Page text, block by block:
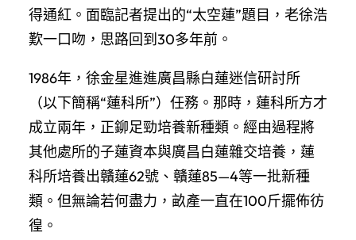
得通紅。面臨記者提出的“太空蓮”題目，老徐浩
歎一口吻，思路回到30多年前。
1986年，徐金星進進廣昌縣白蓮迷信研討所
（以下簡稱“蓮科所”）任務。那時，蓮科所方才
成立兩年，正鉚足勁培養新種類。經由過程將
其他處所的子蓮資本與廣昌白蓮雜交培養，蓮
科所培養出贛蓮62號、贛蓮85—4等一批新種
類。但無論若何盡力，畝產一直在100斤擺佈彷
徨。